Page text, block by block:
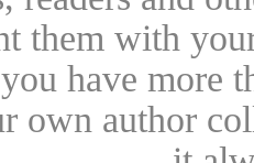
them with
have more
own author